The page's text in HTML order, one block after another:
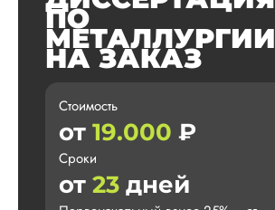
ПО
МЕТАЛЛУРГИИ
НА ЗАКАЗ
Стоимость
от 19.000 ₽
Сроки
от 23 дней